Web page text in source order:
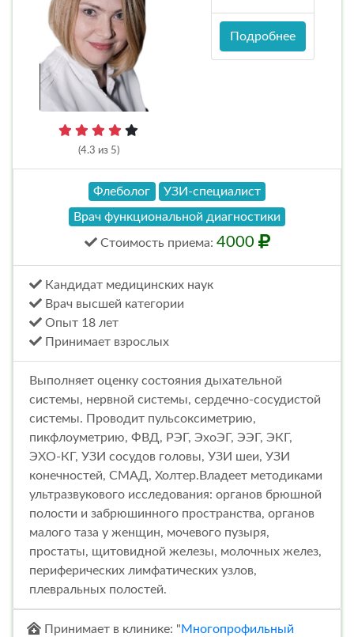
(4.3 из 5)
Подробнее
Флеболог
УЗИ-специалист
Врач функциональной диагностики
Стоимость приема: 4000
Кандидат медицинских наук
Врач высшей категории
Опыт 18 лет
Принимает взрослых
Выполняет оценку состояния дыхательной
системы, нервной системы, сердечно-сосудистой
системы. Проводит пульсоксиметрию,
пикфлоуметрию, ФВД, РЭГ, ЭхоЭГ, ЭЭГ, ЭКГ,
ЭХО-КГ, УЗИ сосудов головы, УЗИ шеи, УЗИ
конечностей, СМАД, Холтер.Владеет методиками
ультразвукового исследования: органов брюшной
полости и забрюшинного пространства, органов
малого таза у женщин, мочевого пузыря,
простаты, щитовидной железы, молочных желез,
периферических лимфатических узлов,
плевральных полостей.
Принимает в клинике: "Многопрофильный